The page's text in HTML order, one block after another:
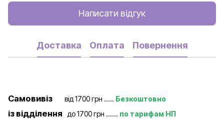
Написати відгук
Доставка Оплата Повернення
Самовивіз від 1700 грн ..... Безкоштовно
із відділення до 1700 грн ...... по тарифам НП